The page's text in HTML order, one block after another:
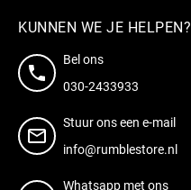
KUNNEN WE JE HELPEN?
Bel ons
030-2433933
Stuur ons een e-mail
info@rumblestore.nl
Whatsapp met ons